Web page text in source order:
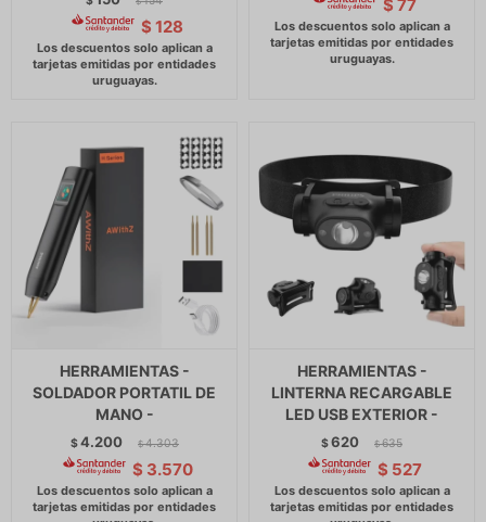
$ 128
$ 77
HERRAMIENTAS -
SOLDADOR PORTATIL DE
MANO -
$4.200 $ 4.303
$ 3.570
HERRAMIENTAS -
LINTERNA RECARGABLE
LED USB EXTERIOR -
$620 $ 635
$ 527